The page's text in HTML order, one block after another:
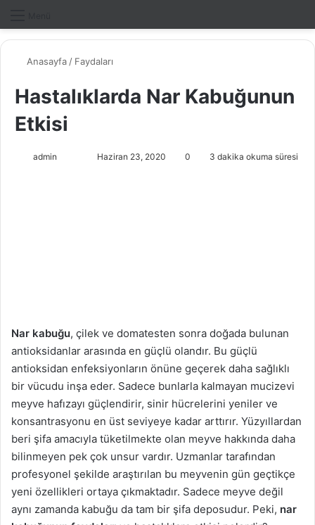
Anasayfa / Faydaları
Hastalıklarda Nar Kabuğunun
Etkisi
admin
ö
e
r
m
e
k
Haziran 23, 2020 0 3 dakika okuma süresi
Nar kabuğu, çilek ve domatesten sonra doğada bulunan
antioksidanlar arasında en güçlü olandır. Bu güçlü
antioksidan enfeksiyonların önüne geçerek daha sağlıklı
bir vücudu inşa eder. Sadece bunlarla kalmayan mucizevi
meyve hafızayı güçlendirir, sinir hücrelerini yeniler ve
konsantrasyonu en üst seviyeye kadar arttırır. Yüzyıllardan
beri şifa amacıyla tüketilmekte olan meyve hakkında daha
bilinmeyen pek çok unsur vardır. Uzmanlar tarafından
profesyonel şekilde araştırılan bu meyvenin gün geçtikçe
yeni özellikleri ortaya çıkmaktadır. Sadece meyve değil
aynı zamanda kabuğu da tam bir şifa deposudur. Peki, nar